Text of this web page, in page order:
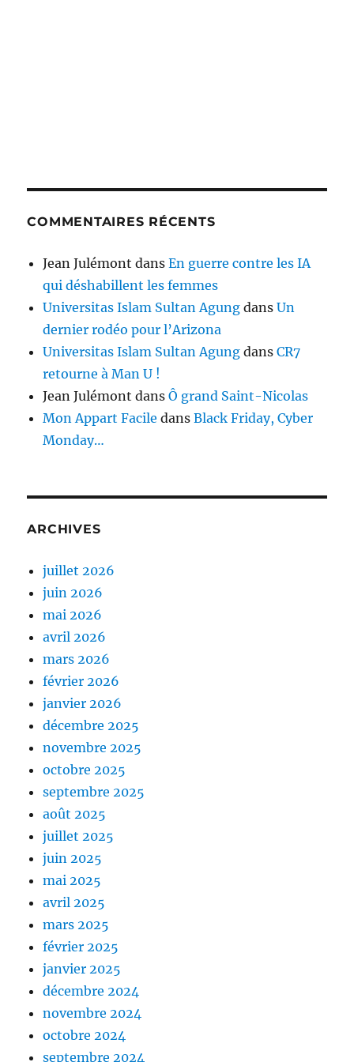
COMMENTAIRES RÉCENTS
Jean Julémont dansEn guerre contre les IA
qui déshabillent les femmes
Universitas Islam Sultan Agung dansUn
dernier rodéo pour l’Arizona
Universitas Islam Sultan Agung dansCR7
retourne à Man U !
Jean Julémont dansÔ grand Saint-Nicolas
Mon Appart Facile dansBlack Friday, Cyber
Monday…
ARCHIVES
juillet 2026
juin 2026
mai 2026
avril 2026
mars 2026
février 2026
janvier 2026
décembre 2025
novembre 2025
octobre 2025
septembre 2025
août 2025
juillet 2025
juin 2025
mai 2025
avril 2025
mars 2025
février 2025
janvier 2025
décembre 2024
novembre 2024
octobre 2024
septembre 2024